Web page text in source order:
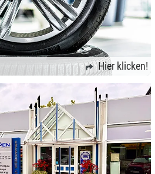
Hier klicken!